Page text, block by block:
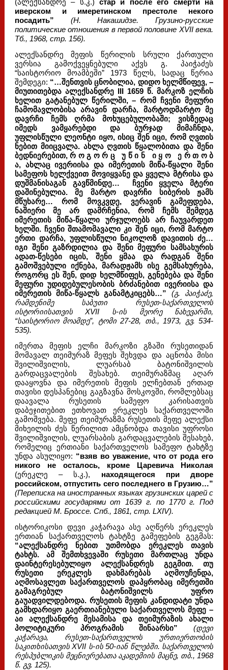
(ალექსანდრე – ს.კ.)стар и после его смерти на
иверском и имеретинском престоле некого
посадить” (Н. Накашидзе. Грузино-русские
политические отношения в первой половине XVII века.
Тб., 1968, стр. 156).
ალექსანდრე მეფის წერილის სრული ქართული
ვერსია გამოქვეყნებული აქვს გ. პაიჭაძეს
“საისტორიო მოამბეში” 1973 წელს, სადაც წერია
შემდეგი: “…შენთვის ცნობილია, დიდო ხელმწიფევ, –
მიუთითებდა ალექსანდრე III 1659 წ. მარკოზ ელჩის
ხელით გატანებულ წერილში, – რომ ჩვენი მეფური
ჩამომავლობისა არავინ დარჩა, მარტოდმარტო მე
დავრჩი ჩემს ღრმა მოხუცებულობაში; ვისზედაც
იმედს ვამყარებდი და ბურჯად მიმაჩნდა,
უფლისწული ლეონტი იყო, ისიც შენ იცი, რომ ღვთის
ნებით მიიცვალა. ახლა ღვთის წყალობითა და შენი
ბედნიერებით, რ ო გ ო რ ც უ წ ი ნ ი ყ ო ე რ თ ო ბ
ა, ახლაც ივერიისა და იმერეთის მიწა-წყალი შენი
სამეფოს ხელქვეით მოვიყვანე და ყველა მტრისა და
დუშმანისაგან გავწმინდე… ჩვენი ყველა მტერი
დაშინებულია. მე მარტო დავრჩი სიბერის ჟამს
მწუხარე… რომ მოვკვდე, ვერავინ გამეფდება,
ნაშიერი მე არ დამრჩენია, რომ ჩემს შემდეგ
იმერეთის მიწა-წყალი ურჯულოებს არ ჩაუვარდეთ
ხელში. ჩვენი შთამომავალი კი შენ იცი, რომ მარტო
ერთი დარჩა, უფლისწული ნიკოლოზ დავითის ძე…
იგი შენი გაზრდილია და შენი მეფური სამსახურის
ადათ-წესები იცის, შენი ყმაა და რადგან შენი
გამოშვებული იქნება, მარადჟამს ისე გემსახურება,
როგორც ეს შენ, დიდ ხელმწიფეს, გენებება და შენი
მეფური უდიდებულესობის ბრძანებით ივერიისა და
იმერეთის მიწა-წყალს განამტკიცებს…”
(გ. პაიჭაძე,
რამდენიმე საბუთი რუსეთ-საქართველოს
ისტორიისათვის XVII ს-ის მეორე ნახევარში,
“საისტორიო მოამდე”, ტომი 27-28, თბ., 1973, გვ. 534-
535).
იმერთა მეფის ელჩი მარკოზი გზაში რუსეთიდან
მომავალ თეიმურაზ მეფეს შეხვდა და აცნობა მისი
შვილიშვილის, ლუარსაბ ბატონიშვილის
გარდაცვალების შესახებ. თეიმურაზმაც აღარ
დააყოვნა და იმერეთის მეფის ელჩებთან ერთად
თავისი დესპანებიც გაგზავნა მოსკოვში, რომლებსაც
დაავალა რუსეთის სამეფო კარისათვის
დაბეჯითებით ეთხოვათ ერეკლეს საქართველოში
გამოშვება. მეფე თეიმურაზმა რუსეთის მეფე ალექსი
მიხეილის ძეს წერილით ამცნობდა თავისი უფროსი
შვილიშვილის, ლუარსაბის გარდაცვალების შესახებ,
რომელიც ერთიანი საქართველოს სამეფო ტახტზე
უნდა ასულიყო: “взяв во уважение, что от рода его
никого не осталось, кроме Царевича Николая
(ერეკლე – ს.კ.), находящегося при дворе
российском, отпустить сего последнего в Грузию…”
(Переписка на иностранных языках грузинских царей с
российскими государями от 1639 г. по 1770 г. Под
редакцией М. Броссе. Спб., 1861, стр. LXIV).
ისტორიკოსი დევი კაჭარავა ასე აღწერს ერეკლეს
ერთიან საქართველოს ტახტზე გამეფების გეგმას:
“ალექსანდრე ნებით უთმობდა ერეკლეს თავის
ტახტს. ამ შემთხვევაში რუსეთი მართლაც უნდა
დაინტერესებულიყო ალექსანდრეს გეგმით. თუ
რუსეთი ერეკლეს დახმარებას აღმოუჩენდა,
აღმოსავლეთ საქართველოს დაპყრობაც იმერეთში
გამაგრებულ ბატონიშვილს უფრო
გაუადვილდებოდა. რუსეთის მეფის კანდიდატი უნდა
გამხდარიყო გაერთიანებული საქართველოს მეფე –
აი ალექსანდრე მესამისა და თეიმურაზის ახალი
პოლიტიკური პროგრამის შინაარსი”
(დევი
კაჭარავა, რუსეთ-საქართველოს ურთიერთობის
საკითხისათვის XVII ს-ის 50-იან წლებში. საქართველოს
რესპუბლიკის მეცნიერებათა აკადემიის მაცნე, თბ., 1968
წ. გვ. 125).